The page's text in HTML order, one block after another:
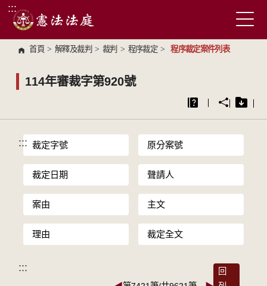
跳到主要內容區塊
:::
首頁 > 解釋及裁判 > 裁判 > 程序裁定 > 程序裁定案件列表
114年審裁字第920號
::: 裁定字號 原分案號
裁定日期 聲請人
案由 主文
理由 裁定全文
:::
回